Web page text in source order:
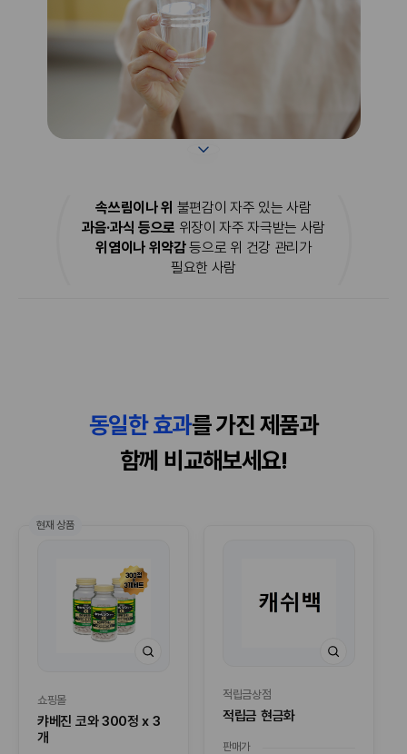
속쓰림이나 위 불편감이 자주 있는 사람
과음·과식 등으로 위장이 자주 자극받는 사람
위염이나 위약감등으로 위 건강 관리가
필요한 사람
동일한 효과를 가진 제품과
함께 비교해보세요!
현재 상품
쇼핑몰
캬베진 코와 300정 x 3
개
적립금상점
적립금 현금화
판매가